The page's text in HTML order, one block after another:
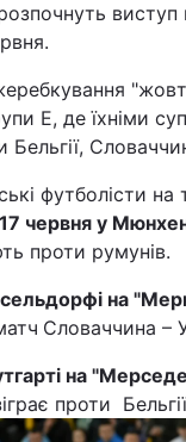
виступ
Е, де їхніми
футболісти на
17 червня у
проти румунів.
на
Словаччина –
на
проти